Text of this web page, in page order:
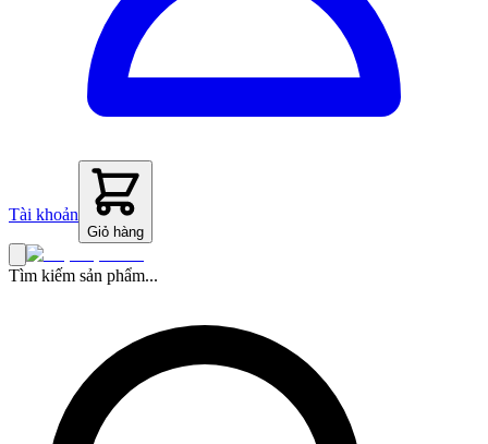
Tài khoản
Giỏ hàng
Tìm kiếm sản phẩm...